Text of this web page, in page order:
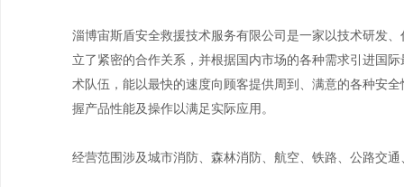
淄博宙斯盾安全救援技术服务有限公司是一家以技术研发
立了紧密的合作关系，并根据国内市场的各种需求引进国
术队伍，能以最快的速度向顾客提供周到、满意的各种安
握产品性能及操作以满足实际应用。
经营范围涉及城市消防、森林消防、航空、铁路、公路交